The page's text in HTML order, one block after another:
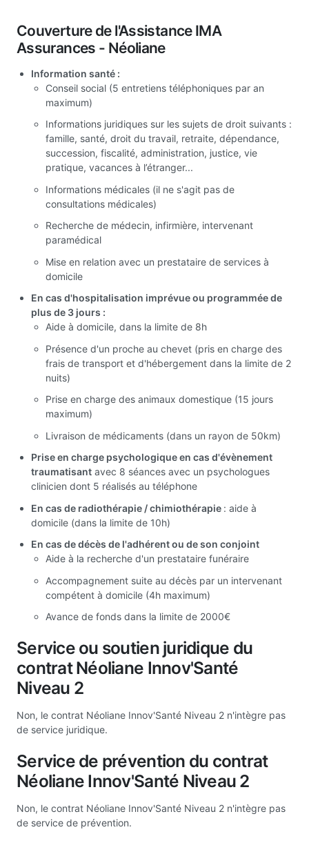
Couverture de l'Assistance IMA
Assurances - Néoliane
Information santé :
Conseil social (5 entretiens téléphoniques par an
maximum)
Informations juridiques sur les sujets de droit suivants :
famille, santé, droit du travail, retraite, dépendance,
succession, fiscalité, administration, justice, vie
pratique, vacances à l’étranger...
Informations médicales (il ne s'agit pas de
consultations médicales)
Recherche de médecin, infirmière, intervenant
paramédical
Mise en relation avec un prestataire de services à
domicile
En cas d'hospitalisation imprévue ou programmée de
plus de 3 jours :
Aide à domicile, dans la limite de 8h
Présence d'un proche au chevet (pris en charge des
frais de transport et d'hébergement dans la limite de 2
nuits)
Prise en charge des animaux domestique (15 jours
maximum)
Livraison de médicaments (dans un rayon de 50km)
Prise en charge psychologique en cas d'évènement
traumatisant avec 8 séances avec un psychologues
clinicien dont 5 réalisés au téléphone
En cas de radiothérapie / chimiothérapie : aide à
domicile (dans la limite de 10h)
En cas de décès de l'adhérent ou de son conjoint
Aide à la recherche d'un prestataire funéraire
Accompagnement suite au décès par un intervenant
compétent à domicile (4h maximum)
Avance de fonds dans la limite de 2000€
Service ou soutien juridique du
contrat Néoliane Innov'Santé
Niveau 2
Non, le contrat Néoliane Innov'Santé Niveau 2 n'intègre pas
de service juridique.
Service de prévention du contrat
Néoliane Innov'Santé Niveau 2
Non, le contrat Néoliane Innov'Santé Niveau 2 n'intègre pas
de service de prévention.